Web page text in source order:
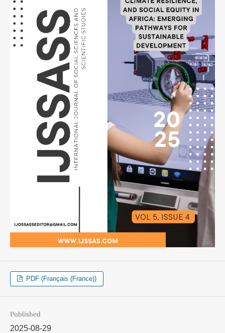
PDF (Français (France))
Published
2025-08-29